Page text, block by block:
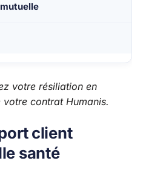
votre résiliation en
contrat Humanis.
client
santé